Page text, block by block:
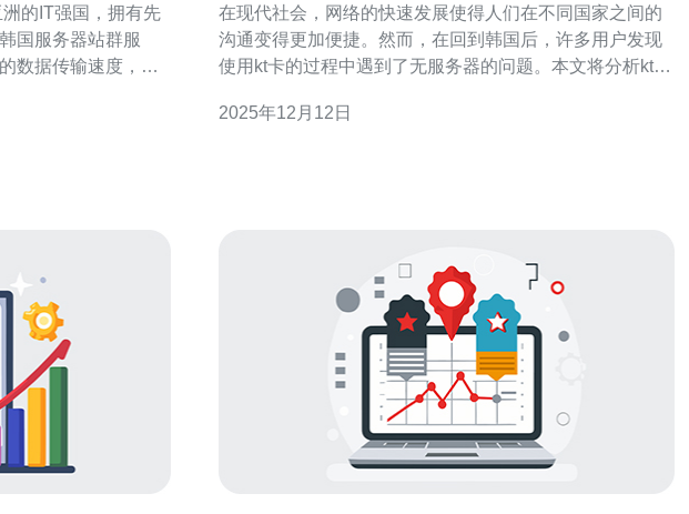
国服务器站群服
数据传输速度，为
在现代社会，网络的快速发展使得人们在不同国家之间的
沟通变得更加便捷。然而，在回到韩国后，许多用户发现
使用kt卡的过程中遇到了无服务器的问题。本文将分析kt卡
地解决相关技术问题。 首先，我们需要了解什么是“无服务
2025年12月12日